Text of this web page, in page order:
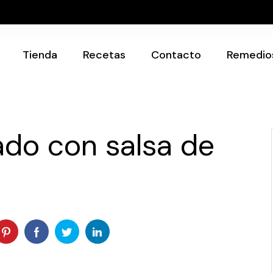
Tienda Recetas Contacto
con salsa de